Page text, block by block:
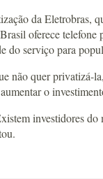
da Eletrobras,
oferece telefone
do serviço para
não quer privatizá-
o
investidores